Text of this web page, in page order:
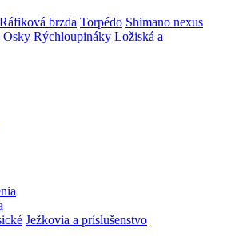
Ráfiková brzda Torpédo Shimano nexus
Osky Rýchloupináky Ložiská a
Ježkovia a príslušenstvo